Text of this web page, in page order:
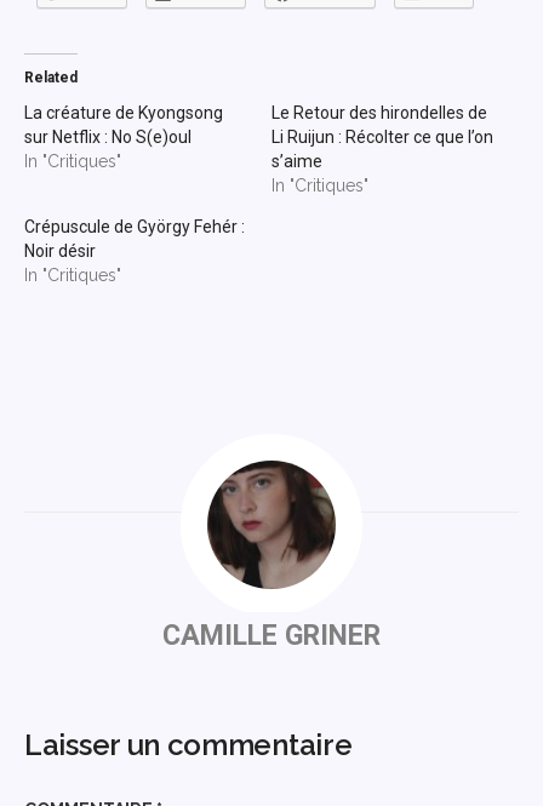
Related
La créature de Kyongsong
sur Netflix : No S(e)oul
In "Critiques"
Le Retour des hirondelles de
Li Ruijun : Récolter ce que l’on
s’aime
In "Critiques"
Crépuscule de György Fehér :
Noir désir
In "Critiques"
CAMILLE GRINER
Laisser un commentaire